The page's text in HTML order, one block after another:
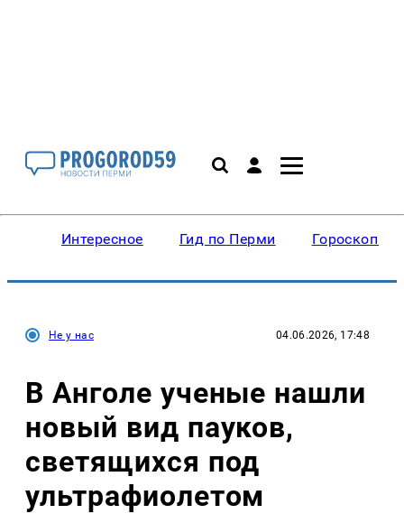
Интересное Гид по Перми Гороскопы
Не у нас 04.06.2026, 17:48
В Анголе ученые нашли
новый вид пауков,
светящихся под
ультрафиолетом